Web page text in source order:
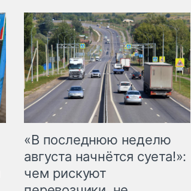
«В последнюю неделю
августа начнётся суета!»:
чем рискуют